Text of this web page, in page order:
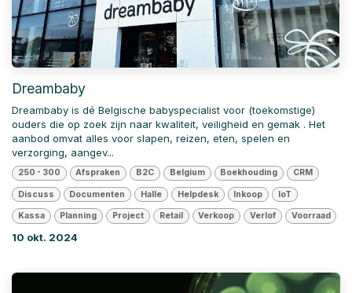
Dreambaby
Dreambaby is dé Belgische babyspecialist voor (toekomstige)
ouders die op zoek zijn naar kwaliteit, veiligheid en gemak . Het
aanbod omvat alles voor slapen, reizen, eten, spelen en
verzorging, aangev...
250 - 300 Afspraken B2C Belgium Boekhouding CRM
Discuss Documenten Halle Helpdesk Inkoop IoT
Kassa Planning Project Retail Verkoop Verlof Voorraad
10 okt. 2024